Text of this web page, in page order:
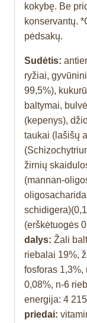
kokybę. Be
konservantų.
pėdsakų.
Sudėtis:
ryžiai,
99,5%),
baltymai,
(kepenys),
taukai (lašišų
žirnių
(mannan-
(erškėtuogės
dalys: Žali
riebalai 19%,
fosforas 1,3%,
0,08%, n-6
energija: 4
priedai: